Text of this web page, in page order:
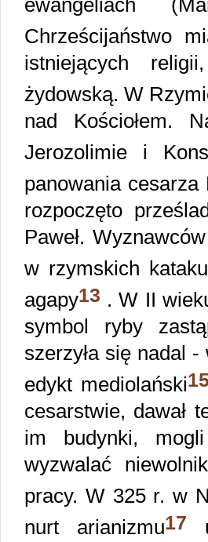
ewangeliach
Chrześcijaństwo
istniejących
żydowską. W
nad Kościołem.
Jerozolimie i
panowania
rozpoczęto
Paweł.
w rzymskich
agapy13 . W II
symbol ryby
szerzyła się nadal
edykt mediolański
cesarstwie, dawał
im budynki,
wyzwalać
pracy. W 325 r. w
nurt arianizmu17